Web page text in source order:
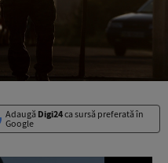
Adaugă Digi24ca sursă preferată în
Google